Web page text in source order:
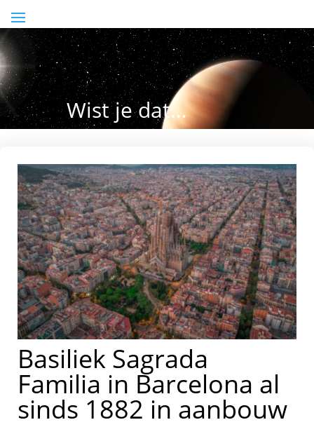
Wist je dat…
Basiliek Sagrada
Familia in Barcelona al
sinds 1882 in aanbouw